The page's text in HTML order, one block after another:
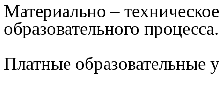
Материально –
образовательного
Платные образовательные